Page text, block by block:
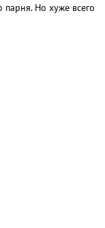
парня. Но хуже всего